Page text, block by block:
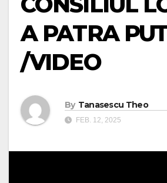
A PATRA
/VIDEO
By Tanasescu Theo
FEB. 12, 2025